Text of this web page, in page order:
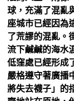
球，充滿了混亂
座城市已經因為
了荒謬的混亂。
流下鹹鹹的海水
低窪處已經形成
嚴格遵守著廣播
將失去襪子」的